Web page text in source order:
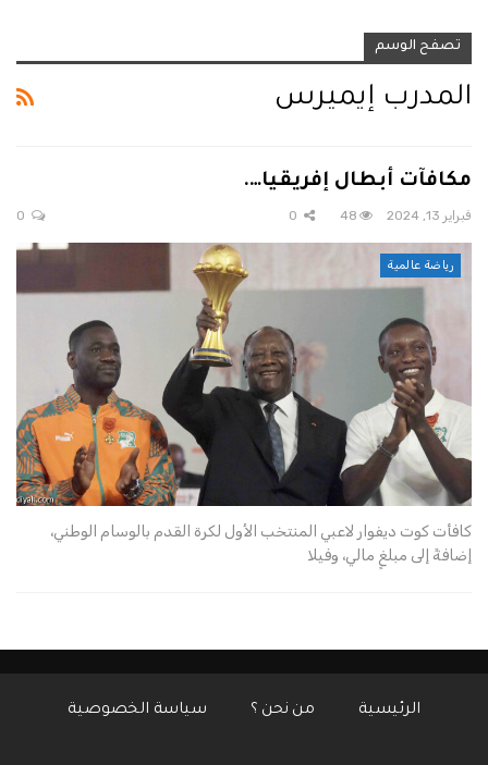
تصفح الوسم
المدرب إيميرس
مكافآت أبطال إفريقيا….
فبراير 13, 2024 48
رياضة عالمية
كافأت كوت ديفوار لاعبي المنتخب الأول لكرة القدم بالوسام الوطني،
إضافةً إلى مبلغٍ مالي، وفيلا
الرئيسية من نحن ؟ سياسة الخصوصية